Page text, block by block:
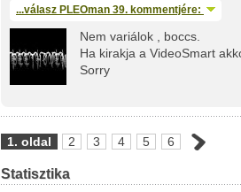
...válasz PLEOman 39. kommentjére:
Nem variálok , boccs.
Ha kirakja a VideoSmart
Sorry
1. oldal 2 3 4 5 6
Statisztika